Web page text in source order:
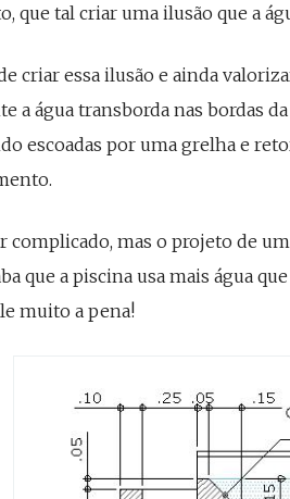
que tal criar uma ilusão que a
criar essa ilusão e ainda
a água transborda nas bordas
escoadas por uma grelha e
complicado, mas o projeto de
que a piscina usa mais água
muito a pena!